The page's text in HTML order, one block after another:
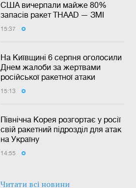
США вичерпали майже 80%
запасів ракет THAAD — ЗМІ
15:37
На Київщині 6 серпня оголосили
Днем жалоби за жертвами
російської ракетної атаки
15:13
Північна Корея розгортає у росії
свій ракетний підрозділ для атак
на Україну
14:55
Читати всі новини